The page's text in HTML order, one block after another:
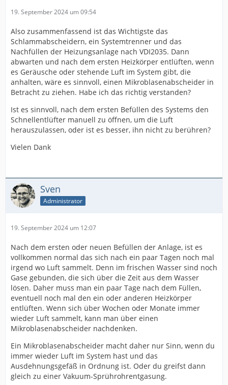
19. September 2024 um 09:54
Also zusammenfassend ist das Wichtigste das
Schlammabscheidern, ein Systemtrenner und das
Nachfüllen der Heizungsanlage nach VDI2035. Dann
abwarten und nach dem ersten Heizkörper entlüften, wenn
es Geräusche oder stehende Luft im System gibt, die
anhalten, wäre es sinnvoll, einen Mikroblasenabscheider in
Betracht zu ziehen. Habe ich das richtig verstanden?
Ist es sinnvoll, nach dem ersten Befüllen des Systems den
Schnellentlüfter manuell zu öffnen, um die Luft
herauszulassen, oder ist es besser, ihn nicht zu berühren?
Vielen Dank
Sven
Administrator
19. September 2024 um 12:07
Nach dem ersten oder neuen Befüllen der Anlage, ist es
vollkommen normal das sich nach ein paar Tagen noch mal
irgend wo Luft sammelt. Denn im frischen Wasser sind noch
Gase gebunden, die sich über die Zeit aus dem Wasser
lösen. Daher muss man ein paar Tage nach dem Füllen,
eventuell noch mal den ein oder anderen Heizkörper
entlüften. Wenn sich über Wochen oder Monate immer
wieder Luft sammelt, kann man über einen
Mikroblasenabscheider nachdenken.
Ein Mikroblasenabscheider macht daher nur Sinn, wenn du
immer wieder Luft im System hast und das
Ausdehnungsgefäß in Ordnung ist. Oder du greifst dann
gleich zu einer Vakuum-Sprührohrentgasung.